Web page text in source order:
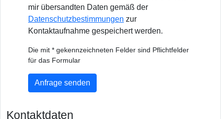
mir übersandten Daten gemäß der
Datenschutzbestimmungen zur
Kontaktaufnahme gespeichert werden.
Die mit * gekennzeichneten Felder sind Pflichtfelder
für das Formular
Anfrage senden
Kontaktdaten